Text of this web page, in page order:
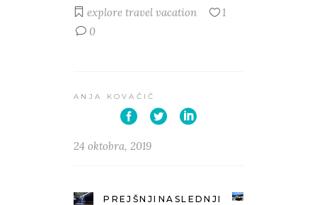
explore travel vacation
1
0
ANJA KOVAČIČ
24 oktobra, 2019
PREJŠNJI NASLEDNJI